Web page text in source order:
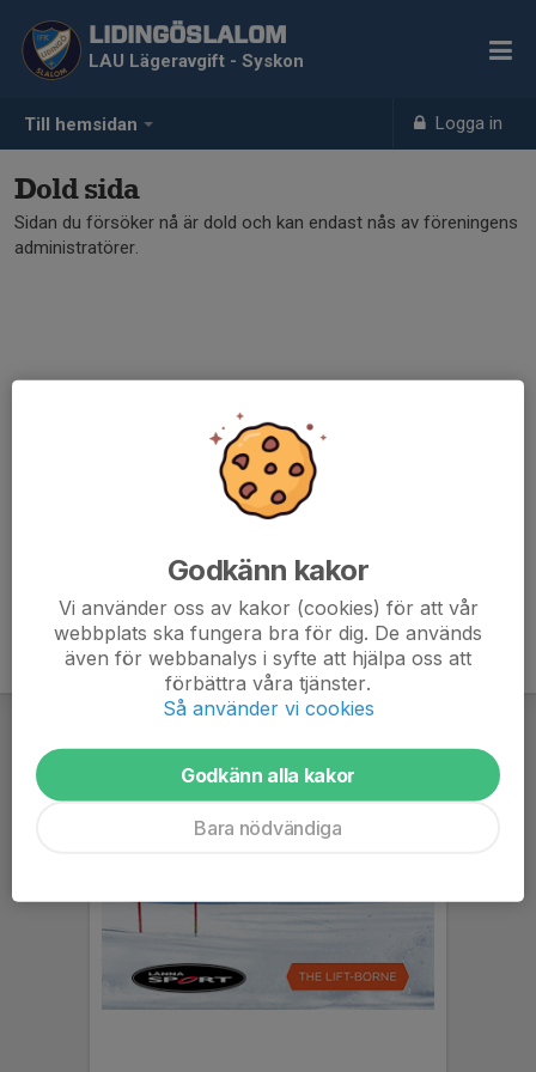
Till hemsidan Logga in
LIDINGÖSLALOM
LAU Lägeravgift - Syskon
Dold sida
Sidan du försöker nå är dold och kan endast nås av föreningens
administratörer.
Godkänn kakor
Vi använder oss av kakor (cookies) för att vår
webbplats ska fungera bra för dig. De används
även för webbanalys i syfte att hjälpa oss att
förbättra våra tjänster.
Så använder vi cookies
Godkänn alla kakor
Bara nödvändiga